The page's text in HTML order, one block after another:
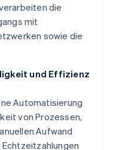
die
mit
sowie die
und Effizienz
Automatisierung
von Prozessen,
Aufwand